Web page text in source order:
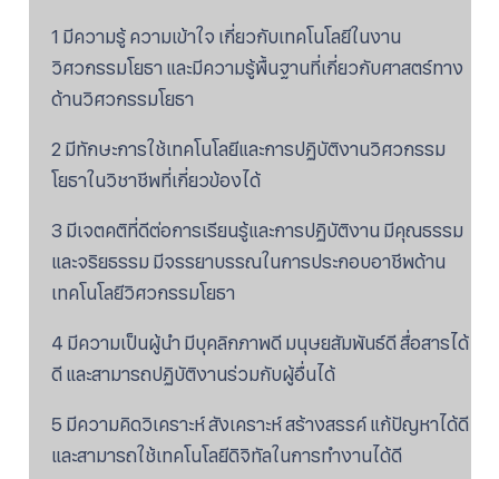
1 มีความรู้ ความเข้าใจ เกี่ยวกับเทคโนโลยีในงาน
วิศวกรรมโยธา และมีความรู้พื้นฐานที่เกี่ยวกับศาสตร์ทาง
ด้านวิศวกรรมโยธา
2 มีทักษะการใช้เทคโนโลยีและการปฏิบัติงานวิศวกรรม
โยธาในวิชาชีพที่เกี่ยวข้องได้
3 มีเจตคติที่ดีต่อการเรียนรู้และการปฏิบัติงาน มีคุณธรรม
และจริยธรรม มีจรรยาบรรณในการประกอบอาชีพด้าน
เทคโนโลยีวิศวกรรมโยธา
4 มีความเป็นผู้นำ มีบุคลิกภาพดี มนุษยสัมพันธ์ดี สื่อสารได้
ดี และสามารถปฏิบัติงานร่วมกับผู้อื่นได้
5 มีความคิดวิเคราะห์ สังเคราะห์ สร้างสรรค์ แก้ปัญหาได้ดี
และสามารถใช้เทคโนโลยีดิจิทัลในการทำงานได้ดี